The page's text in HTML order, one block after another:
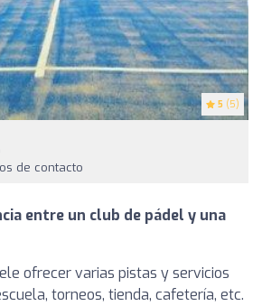
5 (5)
de contacto
entre un club de pádel y una
ofrecer varias pistas y servicios
torneos, tienda, cafetería, etc.